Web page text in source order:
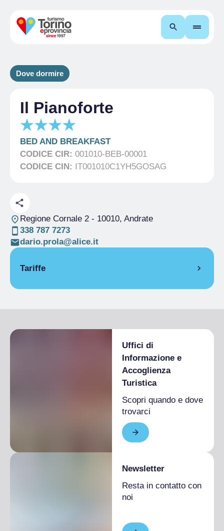
Cerca
Dove dormire
Il Pianoforte
BED AND BREAKFAST
CODICE CIR: 001010-BEB-00001
CODICE CIN: IT001010C1YH5GOSAG
Regione Cornale 2- 10010, Andrate
338 787 7273
dario.prola@alice.it
Tariffe
Uffici di
Informazione e
Accoglienza
Turistica
Scopri quando e dove
trovarci
Newsletter
Resta in contatto con
noi